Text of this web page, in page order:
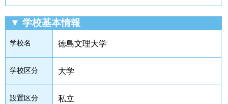
▼ 学校基本情報
学校名 徳島文理大学
学校区分 大学
設置区分 私立